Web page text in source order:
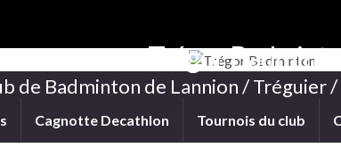
Trégor
de Badminton de Lannion / Tréguier /
Cagnotte Decathlon Tournois du club